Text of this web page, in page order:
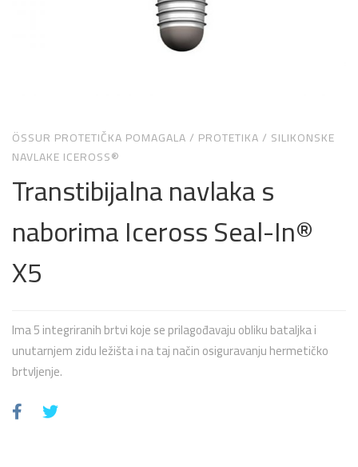
ÖSSUR PROTETIČKA POMAGALA/ PROTETIKA/ SILIKONSKE
NAVLAKE ICEROSS®
Transtibijalna navlaka s
naborima Iceross Seal-In®
X5
Ima 5 integriranih brtvi koje se prilagođavaju obliku bataljka i
unutarnjem zidu ležišta i na taj način osiguravanju hermetičko
brtvljenje.